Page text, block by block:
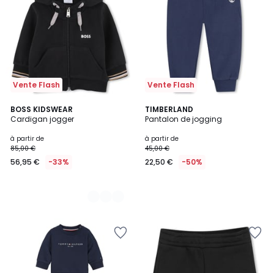
Vente Flash
BOSS KIDSWEAR
Cardigan jogger
à partir de
85,00 €
56,95 € -33%
2
Couleurs
Vente Flash
TIMBERLAND
Pantalon de jogging
à partir de
45,00 €
22,50 € -50%